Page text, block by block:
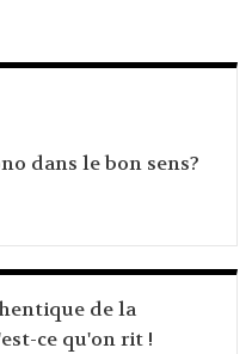
dans le bon sens?
de la
ce qu'on rit !